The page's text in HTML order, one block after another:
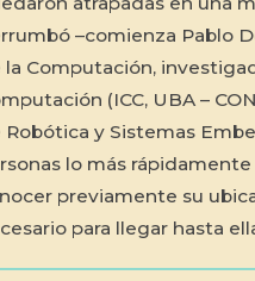
–comienza Pablo
la Computación,
(ICC, UBA –
Robótica y Sistemas
lo más
previamente su
para llegar hasta